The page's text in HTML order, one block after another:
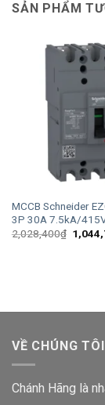
SẢN PHẨM
MCCB Schneider
3P 30A 7.5kA/
2,028,400₫ Giá
gốc
VỀ CHÚNG TÔI
Chánh Hãng là